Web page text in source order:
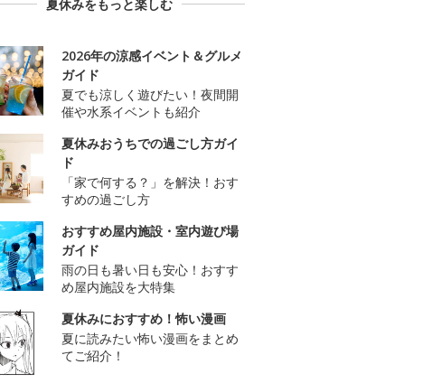
夏休みをもっと楽しむ
2026年の涼感イベント＆グルメ
ガイド
夏でも涼しく遊びたい！夜間開
催や水系イベントも紹介
夏休みおうちでの過ごし方ガイ
ド
「家で何する？」を解決！おす
すめの過ごし方
おすすめ屋内施設・室内遊び場
ガイド
雨の日も暑い日も安心！おすす
め屋内施設を大特集
夏休みにおすすめ！怖い漫画
夏に読みたい怖い漫画をまとめ
てご紹介！